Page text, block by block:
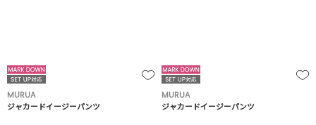
MURUA
ジャカードイージーパンツ
MURUA
ジャカードイージーパンツ